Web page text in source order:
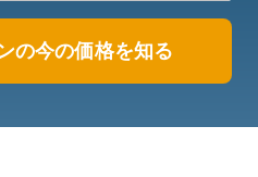
の今の価格を知る